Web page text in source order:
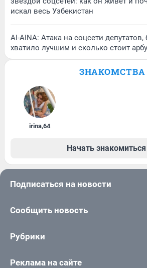
искал весь Узбекистан
AI-AINA: Атака на соцсети
хватило лучшим и сколько стоит
ЗНАКОМСТВА
irina,64
Начать знакомиться
Подписаться на новости
Сообщить новость
Рубрики
Реклама на сайте